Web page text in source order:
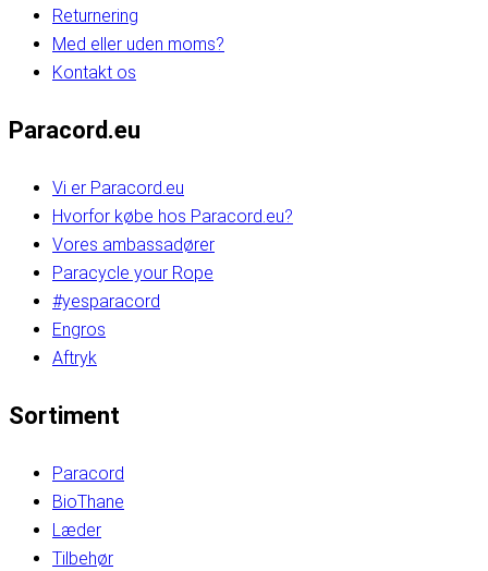
Returnering
Med eller uden moms?
Kontakt os
Paracord.eu
Vi er Paracord.eu
Hvorfor købe hos Paracord.eu?
Vores ambassadører
Paracycle your Rope
#yesparacord
Engros
Aftryk
Sortiment
Paracord
BioThane
Læder
Tilbehør